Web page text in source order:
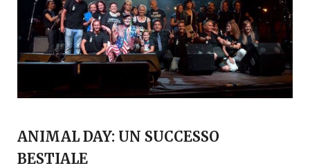
ANIMAL DAY: UN SUCCESSO
BESTIALE